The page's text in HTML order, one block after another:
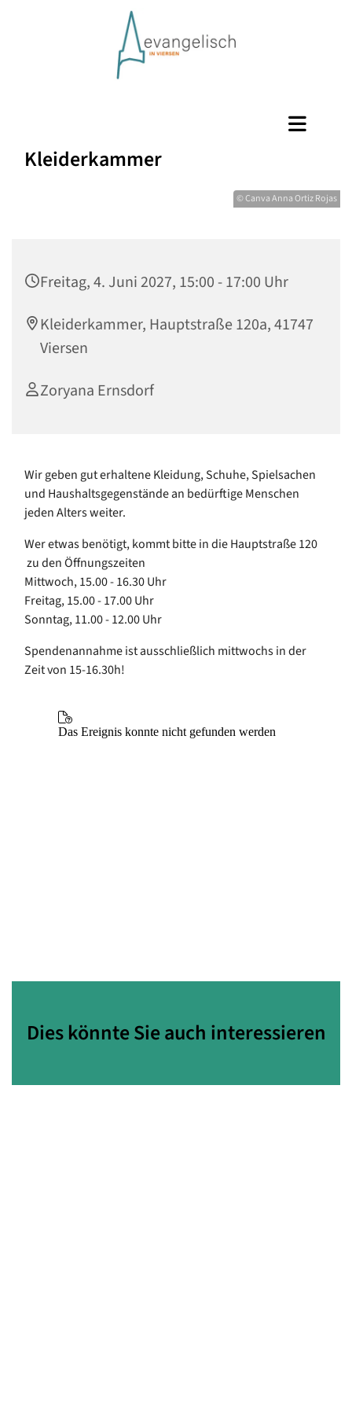
Kleiderkammer
© Canva Anna Ortiz Rojas
Freitag, 4. Juni 2027, 15:00 - 17:00 Uhr
Kleiderkammer, Hauptstraße 120a, 41747
Viersen
Zoryana Ernsdorf
Wir geben gut erhaltene Kleidung, Schuhe, Spielsachen
und Haushaltsgegenstände an bedürftige Menschen
jeden Alters weiter.
Wer etwas benötigt, kommt bitte in die Hauptstraße 120
zu den Öffnungszeiten
Mittwoch, 15.00 - 16.30 Uhr
Freitag, 15.00 - 17.00 Uhr
Sonntag, 11.00 - 12.00 Uhr
Spendenannahme ist ausschließlich mittwochs in der
Zeit von 15-16.30h!
Dies könnte Sie auch interessieren